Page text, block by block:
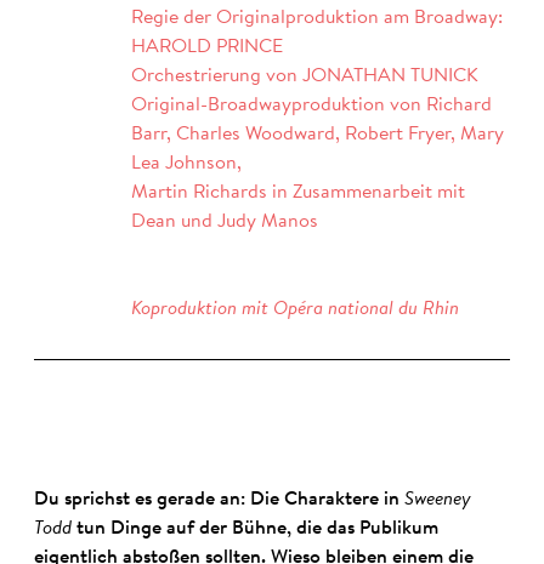
Regie der Originalproduktion am Broadway:
HAROLD PRINCE
Orchestrierung von JONATHAN TUNICK
Original-Broadwayproduktion von Richard
Barr, Charles Woodward, Robert Fryer, Mary
Lea Johnson,
Martin Richards in Zusammenarbeit mit
Dean und Judy Manos
Koproduktion mit Opéra national du Rhin
Du sprichst es gerade an: Die Charaktere in Sweeney
Todd tun Dinge auf der Bühne, die das Publikum
eigentlich abstoßen sollten. Wieso bleiben einem die